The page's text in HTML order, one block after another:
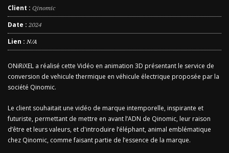
Client : Qinomic
Date : 2024
Lien : N/A
ONiRiXEL a réalisé cette Vidéo en animation 3D présentant le service de
conversion de vehicule thermique en véhicule électrique proposée par la
société Qinomic.
Le client souhaitait une vidéo de marque intemporelle, inspirante et
futuriste, permettant de mettre en avant l’ADN de Qinomic, leur raison
d’être et leurs valeurs, et d'introduire l’éléphant, animal emblématique
chez Qinomic, comme faisant partie de l’essence de la marque.